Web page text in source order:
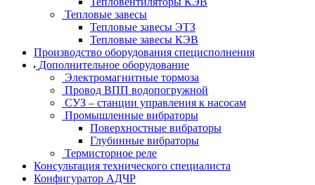
Тепловые завесы
Тепловые завесы ЭТЗ
Тепловые завесы КЭВ
Производство оборудования специсполнения
Дополнительное оборудование
Электромагнитные тормоза
Провод ВПП водопогружной
СУЗ – станции управления к насосам
Промышленные вибраторы
Поверхностные вибраторы
Глубинные вибраторы
Термисторное реле
Консультация технического специалиста
Конфигуратор АДЧР